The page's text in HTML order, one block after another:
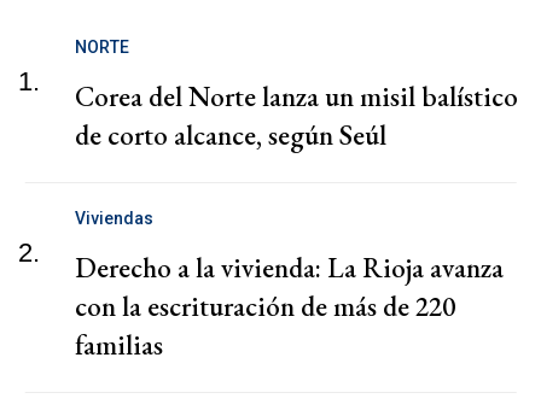
1.
NORTE
Corea del Norte lanza un misil balístico
de corto alcance, según Seúl
2.
Viviendas
Derecho a la vivienda: La Rioja avanza
con la escrituración de más de 220
familias